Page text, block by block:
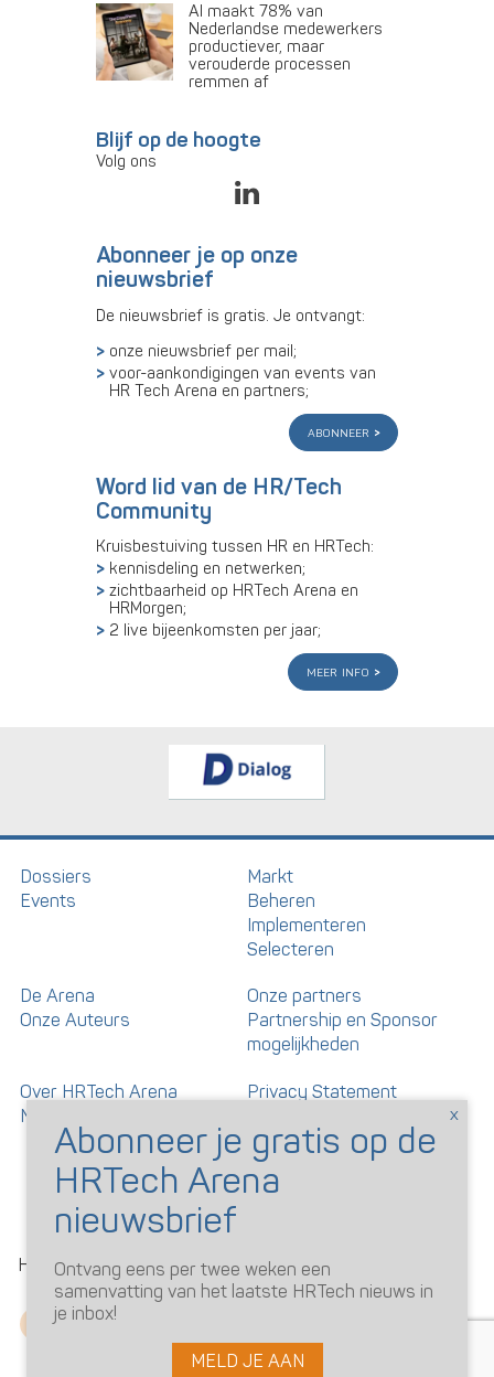
AI maakt 78% van
Nederlandse medewerkers
productiever, maar
verouderde processen
remmen af
Blijf op de hoogte
Volg ons
Abonneer je op onze
nieuwsbrief
De nieuwsbrief is gratis. Je ontvangt:
onze nieuwsbrief per mail;
voor-aankondigingen van events van
HR Tech Arena en partners;
abonneer
Word lid van de HR/Tech
Community
Kruisbestuiving tussen HR en HRTech:
kennisdeling en netwerken;
zichtbaarheid op HRTech Arena en
HRMorgen;
2 live bijeenkomsten per jaar;
meer info
Dossiers
Events
Markt
Beheren
Implementeren
Selecteren
De Arena
Onze Auteurs
Onze partners
Partnership en Sponsor
mogelijkheden
Over HRTech Arena
Nieuwsbrief
Privacy Statement
Gedragscode artikelen en
reacties
HRTechArena 2026
Ontvang eens per twee weken een
samenvatting van het laatste HRTech nieuws in
je inbox!
MELD JE AAN